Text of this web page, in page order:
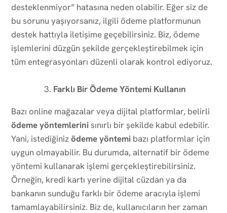
desteklenmiyor” hatasına neden olabilir. Eğer siz de
bu sorunu yaşıyorsanız, ilgili ödeme platformunun
destek hattıyla iletişime geçebilirsiniz. Biz, ödeme
işlemlerini düzgün şekilde gerçekleştirebilmek için
tüm entegrasyonları düzenli olarak kontrol ediyoruz.
Farklı Bir Ödeme Yöntemi Kullanın
Bazı online mağazalar veya dijital platformlar, belirli
ödeme yöntemlerinisınırlı bir şekilde kabul edebilir.
Yani, istediğinizödeme yöntemi bazı platformlar için
uygun olmayabilir. Bu durumda, alternatif bir ödeme
yöntemi kullanarak işlemi gerçekleştirebilirsiniz.
Örneğin, kredi kartı yerine dijital cüzdan ya da
bankanın sunduğu farklı bir ödeme aracıyla işlemi
tamamlayabilirsiniz. Biz de, kullanıcıların her zaman